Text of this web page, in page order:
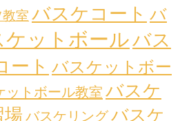
教室 バスケコート バ
ケットボールバス
ート バスケットボー
ットボール教室 バスケ
場 バスケリングバスケ